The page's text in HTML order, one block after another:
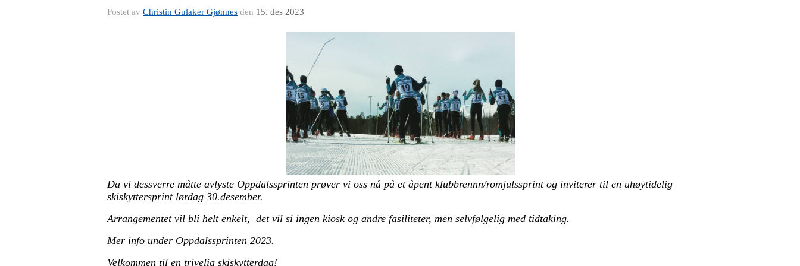
Postet av Christin Gulaker Gjønnes den 15. des 2023
Da vi dessverre måtte avlyste Oppdalssprinten prøver vi oss nå på et åpent klubbrennn/romjulssprint og inviterer til en uhøytidelig
skiskyttersprint lørdag 30.desember.
Arrangementet vil bli helt enkelt, det vil si ingen kiosk og andre fasiliteter, men selvfølgelig med tidtaking.
Mer info under Oppdalssprinten 2023.
Velkommen til en trivelig skiskytterdag!